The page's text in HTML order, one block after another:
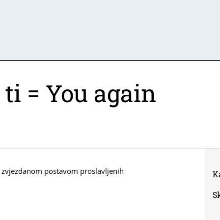
= You again
postavom proslavljenih